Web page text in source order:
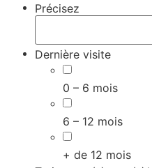
Précisez
Dernière visite
0 – 6 mois
6 – 12 mois
+ de 12 mois